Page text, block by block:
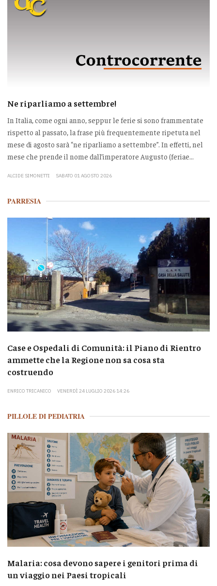
Ne riparliamo a settembre!
In Italia, come ogni anno, seppur le ferie si sono frammentate
rispetto al passato, la frase più frequentemente ripetuta nel
mese di agosto sarà “ne riparliamo a settembre”. In effetti, nel
mese che prende il nome dall’imperatore Augusto (feriae...
ALCIDE SIMONETTI SABATO 01 AGOSTO 2026
PARRESIA
Case e Ospedali di Comunità: il Piano di Rientro
ammette che la Regione non sa cosa sta
costruendo
ENRICO TRICANICO VENERDÌ 24 LUGLIO 2026 14:26
PILLOLE DI PEDIATRIA
Malaria: cosa devono sapere i genitori prima di
un viaggio nei Paesi tropicali